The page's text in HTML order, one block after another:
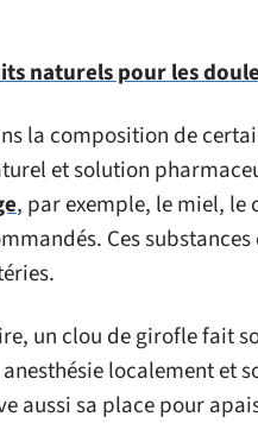
naturels pour les
la composition de
et solution
, par exemple, le miel,
Ces
un clou de girofle fait
localement et
aussi sa place pour